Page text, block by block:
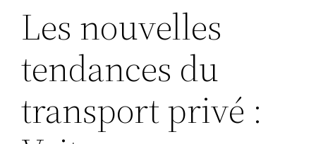
Les nouvelles
tendances du
transport privé :